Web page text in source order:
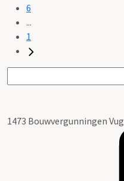
6
...
1
1473 Bouwvergunningen